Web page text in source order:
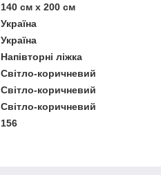
140 см х 200 см
Україна
Україна
Напівторні ліжка
Світло-коричневий
Світло-коричневий
Світло-коричневий
156